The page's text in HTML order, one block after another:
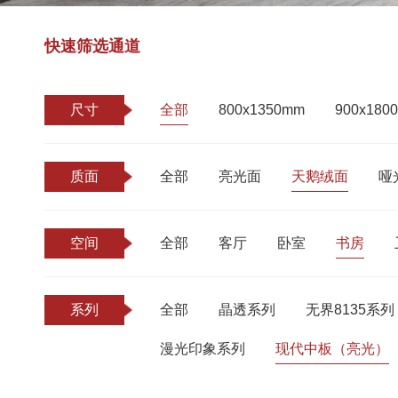
快速筛选通道
尺寸 全部 800x1350mm
质面 全部 亮光面 天鹅绒面 哑
空间 全部 客厅 卧室 书房
系列 全部 晶透系列 无界8135系列
漫光印象系列 现代中板（亮光）